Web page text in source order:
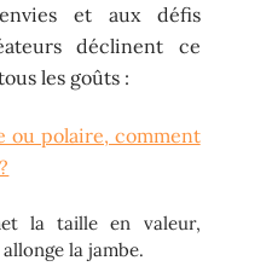
et aux défis
déclinent ce
les goûts :
ou polaire, comment
la taille en valeur,
la jambe.